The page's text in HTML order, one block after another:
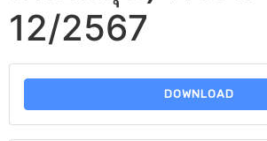
12/2567
DOWNLOAD